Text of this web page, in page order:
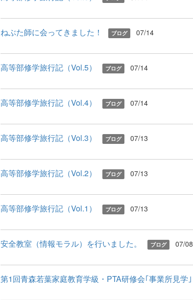
ねぶた師に会ってきました！ ブログ 07/14
高等部修学旅行記（Vol.5） ブログ 07/14
高等部修学旅行記（Vol.4） ブログ 07/14
高等部修学旅行記（Vol.3） ブログ 07/13
高等部修学旅行記（Vol.2） ブログ 07/13
高等部修学旅行記（Vol.1） ブログ 07/13
安全教室（情報モラル）を行いました。 ブログ 07/08
第1回青森若葉家庭教育学級・PTA研修会｢事業所見学｣